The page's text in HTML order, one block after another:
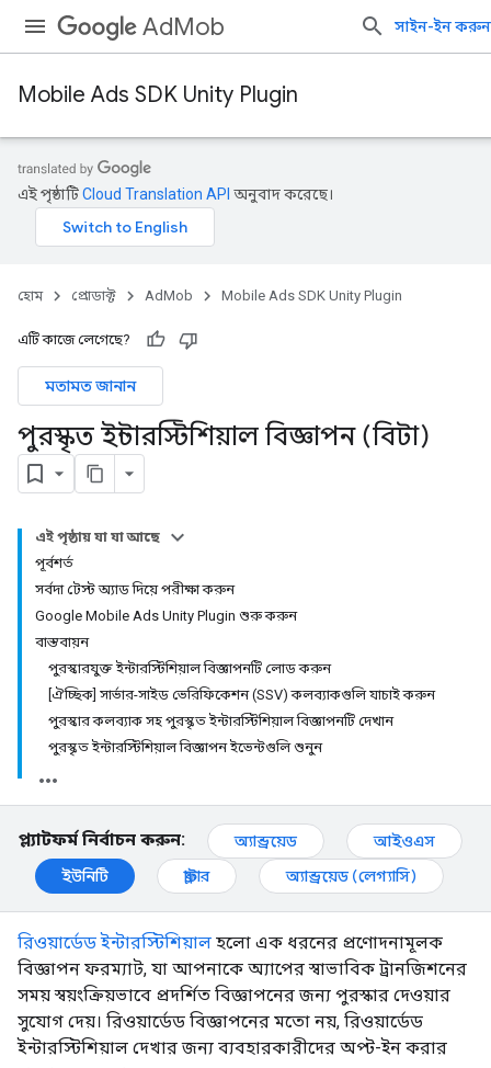
AdMob সাইন-ইন করুন
Mobile Ads SDK Unity Plugin
এই পৃষ্ঠাটিCloud Translation API অনুবাদ করেছে।
হোম প্রোডাক্ট AdMob Mobile Ads SDK Unity Plugin
এটি কাজে লেগেছে?
মতামত জানান
পুরস্কৃত ইন্টারস্টিশিয়াল বিজ্ঞাপন (বিটা)
এই পৃষ্ঠায় যা যা আছে
পূর্বশর্ত
সর্বদা টেস্ট অ্যাড দিয়ে পরীক্ষা করুন
Google Mobile Ads Unity Plugin শুরু করুন
বাস্তবায়ন
পুরস্কারযুক্ত ইন্টারস্টিশিয়াল বিজ্ঞাপনটি লোড করুন
[ঐচ্ছিক] সার্ভার-সাইড ভেরিফিকেশন (SSV) কলব্যাকগুলি যাচাই করুন
পুরস্কার কলব্যাক সহ পুরস্কৃত ইন্টারস্টিশিয়াল বিজ্ঞাপনটি দেখান
পুরস্কৃত ইন্টারস্টিশিয়াল বিজ্ঞাপন ইভেন্টগুলি শুনুন
প্ল্যাটফর্ম নির্বাচন করুন: অ্যান্ড্রয়েড
আইওএস
ইউনিটি
ফ্লাটার অ্যান্ড্রয়েড (লেগ্যাসি)
রিওয়ার্ডেড ইন্টারস্টিশিয়াল হলো এক ধরনের প্রণোদনামূলক
বিজ্ঞাপন ফরম্যাট, যা আপনাকে অ্যাপের স্বাভাবিক ট্রানজিশনের
সময় স্বয়ংক্রিয়ভাবে প্রদর্শিত বিজ্ঞাপনের জন্য পুরস্কার দেওয়ার
সুযোগ দেয়। রিওয়ার্ডেড বিজ্ঞাপনের মতো নয়, রিওয়ার্ডেড
ইন্টারস্টিশিয়াল দেখার জন্য ব্যবহারকারীদের অপ্ট-ইন করার